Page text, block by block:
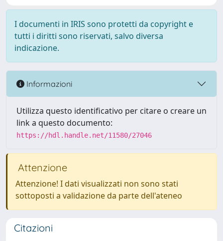
I documenti in IRIS sono protetti da copyright e
tutti i diritti sono riservati, salvo diversa
indicazione.
Informazioni
Utilizza questo identificativo per citare o creare un
link a questo documento:
https://hdl.handle.net/11580/27046
Attenzione
Attenzione! I dati visualizzati non sono stati
sottoposti a validazione da parte dell'ateneo
Citazioni